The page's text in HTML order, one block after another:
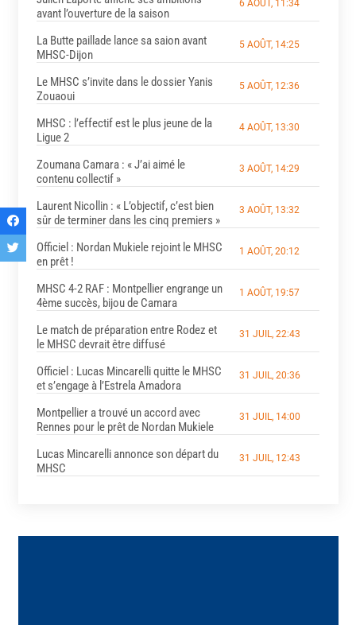
avant l’ouverture de la saison
6 AOÛT, 11:34
La Butte paillade lance sa saion avant
MHSC-Dijon
5 AOÛT, 14:25
Le MHSC s’invite dans le dossier Yanis
Zouaoui
5 AOÛT, 12:36
MHSC : l’effectif est le plus jeune de la
Ligue 2
4 AOÛT, 13:30
Zoumana Camara : « J’ai aimé le
contenu collectif »
3 AOÛT, 14:29
Laurent Nicollin : « L’objectif, c’est bien
sûr de terminer dans les cinq premiers »
3 AOÛT, 13:32
Officiel : Nordan Mukiele rejoint le MHSC
en prêt !
1 AOÛT, 20:12
MHSC 4-2 RAF : Montpellier engrange un
4ème succès, bijou de Camara
1 AOÛT, 19:57
Le match de préparation entre Rodez et
le MHSC devrait être diffusé
31 JUIL, 22:43
Officiel : Lucas Mincarelli quitte le MHSC
et s’engage à l’Estrela Amadora
31 JUIL, 20:36
Montpellier a trouvé un accord avec
Rennes pour le prêt de Nordan Mukiele
31 JUIL, 14:00
Lucas Mincarelli annonce son départ du
MHSC
31 JUIL, 12:43